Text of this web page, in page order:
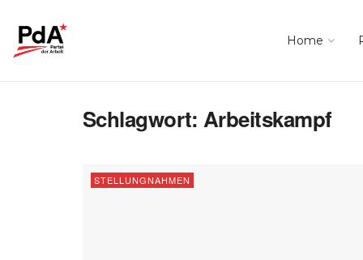
Home
Schlagwort: Arbeitskampf
STELLUNGNAHMEN